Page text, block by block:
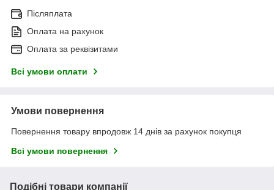
Післяплата
Оплата на рахунок
Оплата за реквізитами
Всі умови оплати
Умови повернення
Повернення товару впродовж 14 днів за рахунок покупця
Всі умови повернення
Подібні товари компанії